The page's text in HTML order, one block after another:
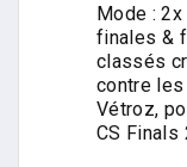
Mode :
finales &
classés
contre
Vétroz,
CS Finals